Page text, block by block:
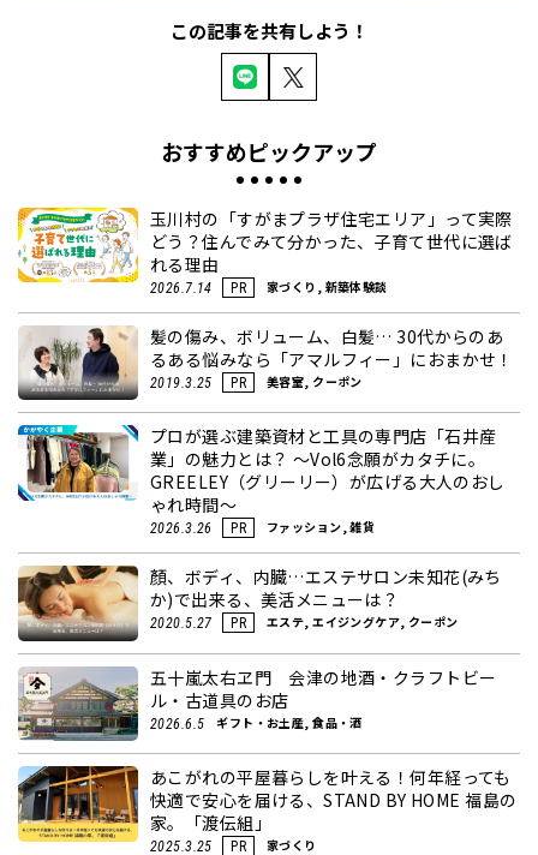
この記事を共有しよう！
おすすめピックアップ
玉川村の「すがまプラザ住宅エリア」って実際
どう？住んでみて分かった、子育て世代に選ば
れる理由
2026.7.14 PR 家づくり, 新築体験談
髪の傷み、ボリューム、白髪… 30代からのあ
るある悩みなら「アマルフィー」におまかせ！
2019.3.25 PR 美容室, クーポン
プロが選ぶ建築資材と工具の専門店「石井産
業」の魅力とは？ ～Vol6念願がカタチに。
GREELEY（グリーリー）が広げる大人のおし
ゃれ時間～
2026.3.26 PR ファッション, 雑貨
顏、ボディ、内臓…エステサロン未知花(みち
か)で出来る、美活メニューは？
2020.5.27 PR エステ, エイジングケア, クーポン
五十嵐太右ヱ門 会津の地酒・クラフトビー
ル・古道具のお店
2026.6.5 ギフト・お土産, 食品・酒
あこがれの平屋暮らしを叶える！何年経っても
快適で安心を届ける、STAND BY HOME 福島の
家。「渡伝組」
2025.3.25 PR 家づくり